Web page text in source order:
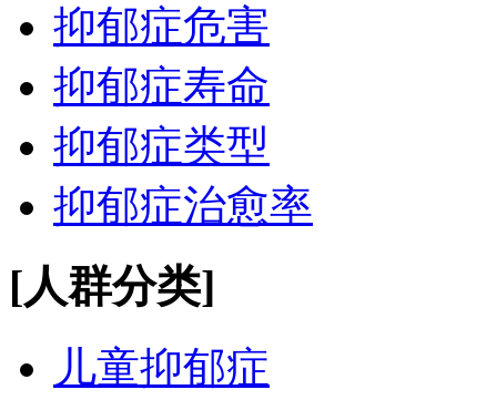
抑郁症危害
抑郁症寿命
抑郁症类型
抑郁症治愈率
[人群分类]
儿童抑郁症